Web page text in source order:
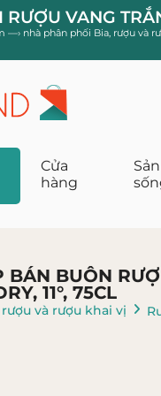
VANG
—› nhà phân phối Bia, rượu và
Cửa
hàng
BÁN BUÔN
11°, 75CL
rượu và rượu khai vị